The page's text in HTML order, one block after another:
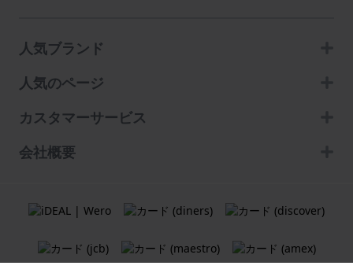
人気ブランド
人気のページ
カスタマーサービス
会社概要